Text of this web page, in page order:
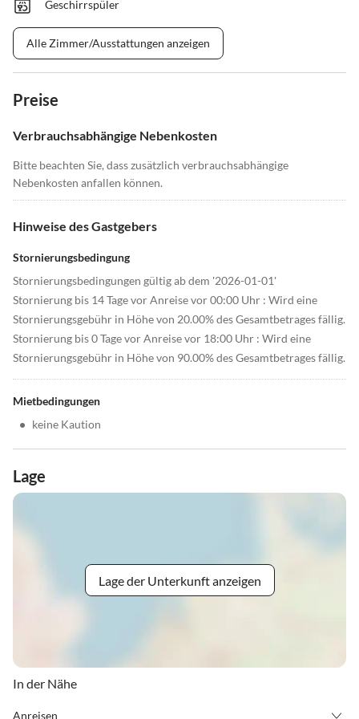
Geschirrspüler
Alle Zimmer/Ausstattungen anzeigen
Preise
Verbrauchsabhängige Nebenkosten
Bitte beachten Sie, dass zusätzlich verbrauchsabhängige
Nebenkosten anfallen können.
Hinweise des Gastgebers
Stornierungsbedingung
Stornierungsbedingungen gültig ab dem '2026-01-01'
Stornierung bis 14 Tage vor Anreise vor 00:00 Uhr : Wird eine
Stornierungsgebühr in Höhe von 20.00% des Gesamtbetrages fällig.
Stornierung bis 0 Tage vor Anreise vor 18:00 Uhr : Wird eine
Stornierungsgebühr in Höhe von 90.00% des Gesamtbetrages fällig.
Mietbedingungen
• keine Kaution
Lage
Lage der Unterkunft anzeigen
In der Nähe
Anreisen